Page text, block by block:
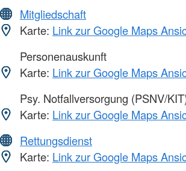
Mitgliedschaft
Karte: Link zur Google Maps
Personenauskunft
Karte: Link zur Google Maps
Psy. Notfallversorgung (PSNV/
Karte: Link zur Google Maps
Rettungsdienst
Karte: Link zur Google Maps